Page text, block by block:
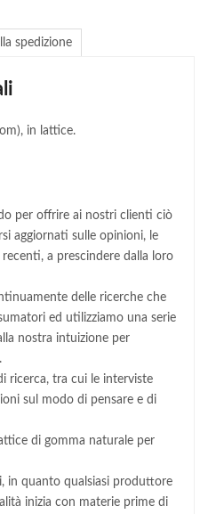
spedizione
in lattice.
per offrire ai nostri clienti ciò
aggiornati sulle opinioni, le
a prescindere dalla loro
delle ricerche che
ed utilizziamo una serie
nostra intuizione per
ricerca, tra cui le interviste
sul modo di pensare e di
di gomma naturale per
in quanto qualsiasi produttore
inizia con materie prime di